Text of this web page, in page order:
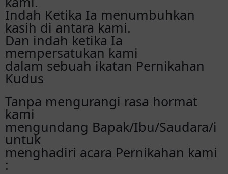
Indah Ketika Ia menumbuhkan
kasih di antara kami.
Dan indah ketika Ia
mempersatukan kami
dalam sebuah ikatan Pernikahan
Kudus
Tanpa mengurangi rasa hormat
kami
mengundang Bapak/Ibu/Saudara/i
untuk
menghadiri acara Pernikahan kami
: